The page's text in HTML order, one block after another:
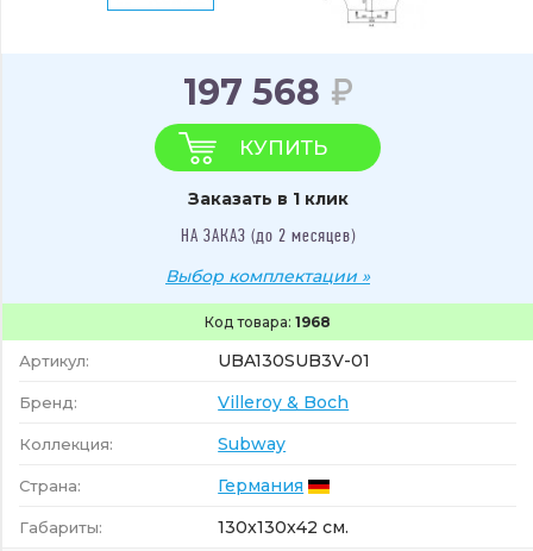
Код товара: 1968
Артикул: UBA130SUB3V-01
Бренд: Villeroy & Boch
Коллекция: Subway
Страна: Германия
Габариты: 130x130x42 см.
197 568
КУПИТЬ
Заказать в 1 клик
НА ЗАКАЗ (до 2 месяцев)
Выбор комплектации »